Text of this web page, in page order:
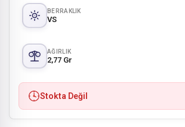
BERRAKLIK
VS
AĞIRLIK
2,77 Gr
Stokta Değil